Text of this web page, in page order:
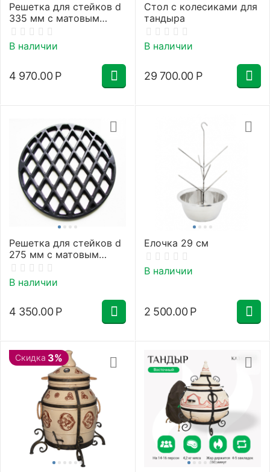
Решетка для стейков d
335 мм с матовым
керамическим
покрытием
В наличии
4 970.00 Р
Стол с колесиками для
тандыра
В наличии
29 700.00 Р
Решетка для стейков d
275 мм с матовым
керамическим
покрытием
В наличии
4 350.00 Р
Елочка 29 см
В наличии
2 500.00 Р
Скидка 3%